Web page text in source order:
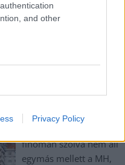
and other
Privacy Policy
felhívás fidesz
Európa Pride-
egy Mi
finoman szólva nem áll
egymás mellett a MH,